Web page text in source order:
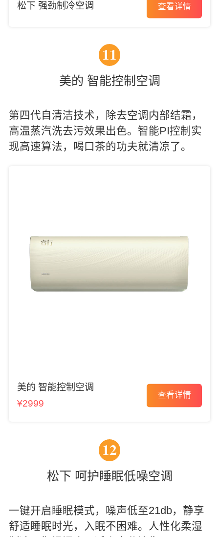
松下 强劲制冷空调 查看详情
11
美的 智能控制空调
第四代自清洁技术，除去空调内部结霜，
高温蒸汽洗去污效果出色。智能PI控制实
现高速算法，喝口茶的功夫就清凉了。
美的 智能控制空调
¥2999
查看详情
12
松下 呵护睡眠低噪空调
一键开启睡眠模式，噪声低至21db，静享
舒适睡眠时光，入眠不困难。人性化柔湿